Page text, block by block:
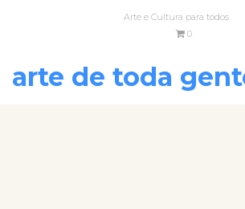
Arte e Cultura para todos
0
arte de toda